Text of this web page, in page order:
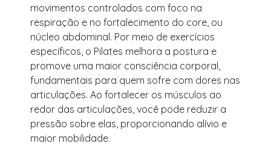
movimentos controlados com foco na
respiração e no fortalecimento do core, ou
núcleo abdominal. Por meio de exercícios
específicos, o Pilates melhora a postura e
promove uma maior consciência corporal,
fundamentais para quem sofre com dores nas
articulações. Ao fortalecer os músculos ao
redor das articulações, você pode reduzir a
pressão sobre elas, proporcionando alívio e
maior mobilidade.